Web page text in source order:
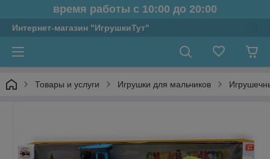
время работы с 10:00 до 20:00
Интернет-магазин "ИгрушкиТут"
Товары и услуги Игрушки для мальчиков